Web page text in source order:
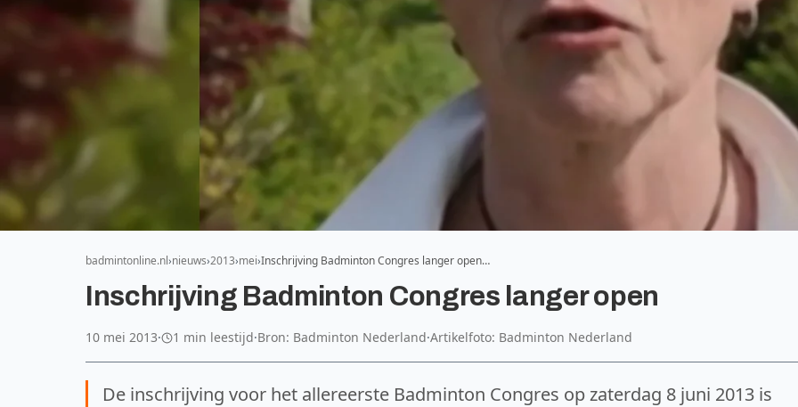
badmintonline.nl nieuws 2013 mei Inschrijving Badminton Congres langer open…
Inschrijving Badminton Congres langer open
10 mei 2013· 1 min leestijd·Bron: Badminton Nederland·Artikelfoto: Badminton Nederland
De inschrijving voor het allereerste Badminton Congres op zaterdag 8 juni 2013 is